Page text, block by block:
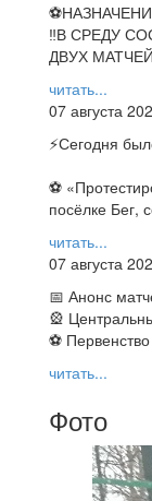
‼В СРЕДУ
ДВУХ
читать...
07 августа
⚡️Сегодня
⚽
посёлке Бег,
читать...
07 августа
📅 Анонс
🎡
⚽ Первенство
читать...
Фото